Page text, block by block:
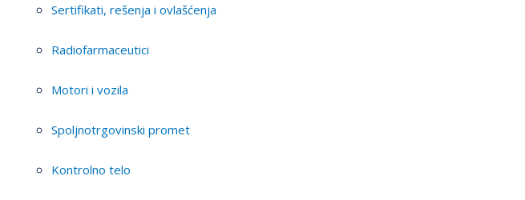
Sertifikati, rešenja i ovlašćenja
Radiofarmaceutici
Motori i vozila
Spoljnotrgovinski promet
Kontrolno telo